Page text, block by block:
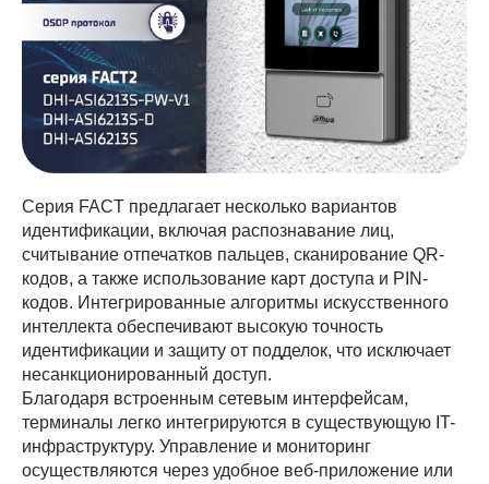
Серия FACT предлагает несколько вариантов
идентификации, включая распознавание лиц,
считывание отпечатков пальцев, сканирование QR-
кодов, а также использование карт доступа и PIN-
кодов. Интегрированные алгоритмы искусственного
интеллекта обеспечивают высокую точность
идентификации и защиту от подделок, что исключает
несанкционированный доступ.
Благодаря встроенным сетевым интерфейсам,
терминалы легко интегрируются в существующую IT-
инфраструктуру. Управление и мониторинг
осуществляются через удобное веб-приложение или